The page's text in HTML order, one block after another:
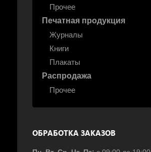
Прочее
Печатная продукция
Журналы
Книги
Плакаты
Распродажа
Прочее
ОБРАБОТКА ЗАКАЗОВ